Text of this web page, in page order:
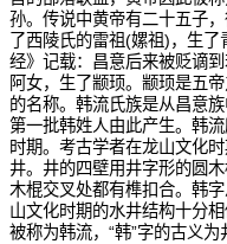
孙。传说中黄帝有二十五子
了西陵氏的雷祖(嫘祖)，生
经》记载：昌意后来被贬谪
阿女，生了颛顼。颛顼是五
的名称。韩流氏族是从昌意
第一批韩姓人由此产生。韩
时期。考古学者在龙山文化
井。井的四壁用井字形的圆
木棍交叉处都有榫扣合。韩
山文化时期的水井结构十分
被称为韩流，“韩”字的古义为